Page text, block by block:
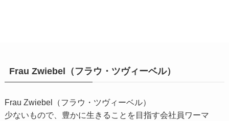
Frau Zwiebel（フラウ・ツヴィーベル）
Frau Zwiebel（フラウ・ツヴィーベル）
少ないもので、豊かに生きることを目指す会社員ワーマ